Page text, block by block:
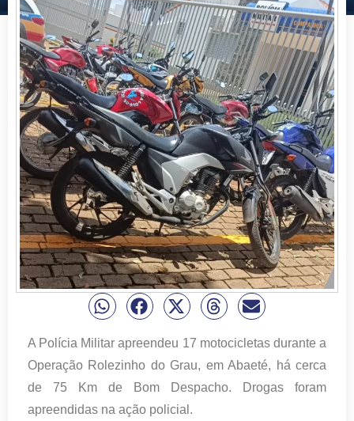
A Polícia Militar apreendeu 17 motocicletas durante a
Operação Rolezinho do Grau, em Abaeté, há cerca
de 75 Km de Bom Despacho. Drogas foram
apreendidas na ação policial.